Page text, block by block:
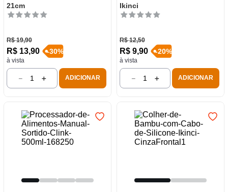
21cm
R$ 19,90
R$ 13,90
à vista
-30%
＋
－ ADICIONAR
Ikinci
R$ 12,50
R$ 9,90
à vista
-20%
＋
－ ADICIONAR